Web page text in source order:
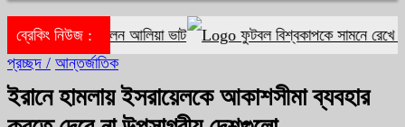
ব্রেকিং নিউজ :
মাইলফলক গড়লেন আলিয়া ভাট
ফুটবল বিশ্বকাপকে সামনে রেখে
প্রচ্ছদ / আন্তর্জাতিক
ইরানে হামলায় ইসরায়েলকে আকাশসীমা ব্যবহার